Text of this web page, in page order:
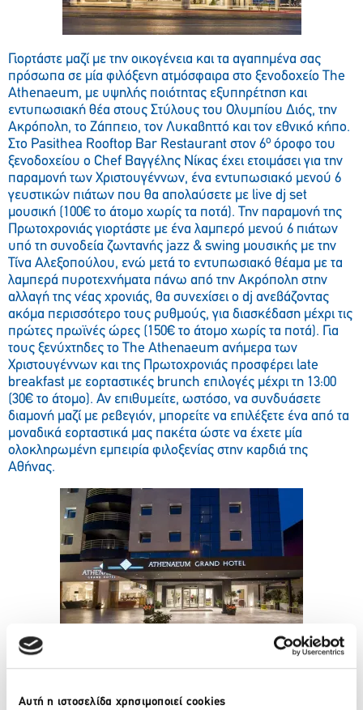
Αυτή η ιστοσελίδα χρησιμοποιεί cookies
Γιορτάστε μαζί με την οικογένεια και τα αγαπημένα σας
πρόσωπα σε μία φιλόξενη ατμόσφαιρα στο ξενοδοχείο The
Athenaeum, με υψηλής ποιότητας εξυπηρέτηση και
εντυπωσιακή θέα στους Στύλους του Ολυμπίου Διός, την
Ακρόπολη, το Ζάππειο, τον Λυκαβηττό και τον εθνικό κήπο.
Στο Pasithea Rooftop Bar Restaurant στον 6ο όροφο του
ξενοδοχείου ο Chef Βαγγέλης Νίκας έχει ετοιμάσει για την
παραμονή των Χριστουγέννων, ένα εντυπωσιακό μενού 6
γευστικών πιάτων που θα απολαύσετε με live dj set
μουσική (100€ το άτομο χωρίς τα ποτά). Την παραμονή της
Πρωτοχρονιάς γιορτάστε με ένα λαμπερό μενού 6 πιάτων
υπό τη συνοδεία ζωντανής jazz & swing μουσικής με την
Τίνα Αλεξοπούλου, ενώ μετά το εντυπωσιακό θέαμα με τα
λαμπερά πυροτεχνήματα πάνω από την Ακρόπολη στην
αλλαγή της νέας χρονιάς, θα συνεχίσει o dj ανεβάζοντας
ακόμα περισσότερο τους ρυθμούς, για διασκέδαση μέχρι τις
πρώτες πρωϊνές ώρες (150€ το άτομο χωρίς τα ποτά). Για
τους ξενύχτηδες το The Athenaeum ανήμερα των
Χριστουγέννων και της Πρωτοχρονιάς προσφέρει late
breakfast με εορταστικές brunch επιλογές μέχρι τη 13:00
(30€ το άτομο). Αν επιθυμείτε, ωστόσο, να συνδυάσετε
διαμονή μαζί με ρεβεγιόν, μπορείτε να επιλέξετε ένα από τα
μοναδικά εορταστικά μας πακέτα ώστε να έχετε μία
ολοκληρωμένη εμπειρία φιλοξενίας στην καρδιά της
Αθήνας.